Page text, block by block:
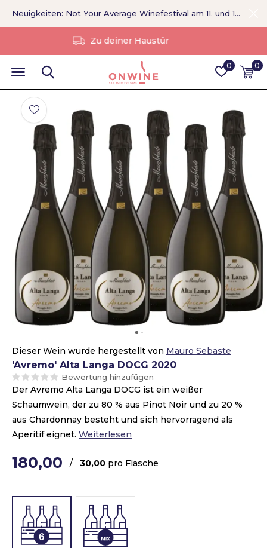
0 0
Ohne Vermittler
Neuigkeiten: Not Your Average Winefestival am 11. und 12. September >
Dieser Wein wurde hergestellt von Mauro Sebaste
'Avremo' Alta Langa DOCG 2020
Bewertung hinzufügen
Der Avremo Alta Langa DOCG ist ein weißer
Schaumwein, der zu 80 % aus Pinot Noir und zu 20 %
aus Chardonnay besteht und sich hervorragend als
Aperitif eignet. Weiterlesen
180,00 / 30,00 pro Flasche